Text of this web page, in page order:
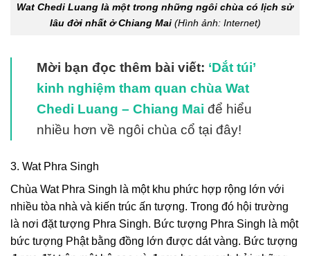
Wat Chedi Luang là một trong những ngôi chùa có lịch sử
lâu đời nhất ở Chiang Mai(Hình ảnh: Internet)
Mời bạn đọc thêm bài viết: ‘Dắt túi’
kinh nghiệm tham quan chùa Wat
Chedi Luang – Chiang Mai để hiểu
nhiều hơn về ngôi chùa cổ tại đây!
3. Wat Phra Singh
Chùa Wat Phra Singh là một khu phức hợp rộng lớn với
nhiều tòa nhà và kiến trúc ấn tượng. Trong đó hội trường
là nơi đặt tượng Phra Singh. Bức tượng Phra Singh là một
bức tượng Phật bằng đồng lớn được dát vàng. Bức tượng